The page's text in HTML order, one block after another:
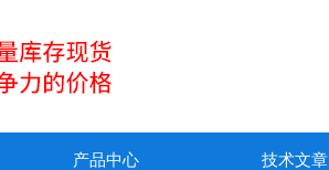
产品中心 技术文章